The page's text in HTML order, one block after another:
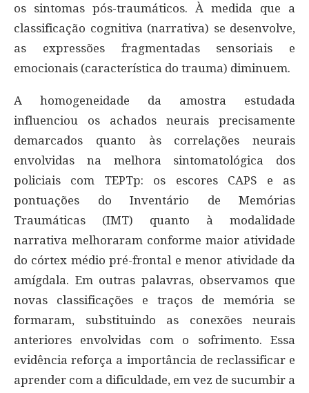
os sintomas pós-traumáticos. À medida que a
classificação cognitiva (narrativa) se desenvolve,
as expressões fragmentadas sensoriais e
emocionais (característica do trauma) diminuem.
A homogeneidade da amostra estudada
influenciou os achados neurais precisamente
demarcados quanto às correlações neurais
envolvidas na melhora sintomatológica dos
policiais com TEPTp: os escores CAPS e as
pontuações do Inventário de Memórias
Traumáticas (IMT) quanto à modalidade
narrativa melhoraram conforme maior atividade
do córtex médio pré-frontal e menor atividade da
amígdala. Em outras palavras, observamos que
novas classificações e traços de memória se
formaram, substituindo as conexões neurais
anteriores envolvidas com o sofrimento. Essa
evidência reforça a importância de reclassificar e
aprender com a dificuldade, em vez de sucumbir a